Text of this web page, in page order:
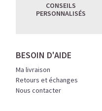
CONSEILS
PERSONNALISÉS
BESOIN D'AIDE
Ma livraison
Retours et échanges
Nous contacter